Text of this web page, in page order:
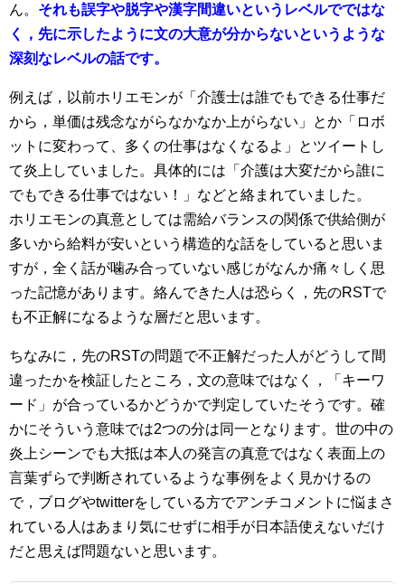
ん。 それも誤字や脱字や漢字間違いというレベルでではな
く，先に示したように文の大意が分からないというような
深刻なレベルの話です。
例えば，以前ホリエモンが「介護士は誰でもできる仕事だ
から，単価は残念ながらなかなか上がらない」とか「ロボ
ットに変わって、多くの仕事はなくなるよ」とツイートし
て炎上していました。具体的には「介護は大変だから誰に
でもできる仕事ではない！」などと絡まれていました。
ホリエモンの真意としては需給バランスの関係で供給側が
多いから給料が安いという構造的な話をしていると思いま
すが，全く話が噛み合っていない感じがなんか痛々しく思
った記憶があります。絡んできた人は恐らく，先のRSTで
も不正解になるような層だと思います。
ちなみに，先のRSTの問題で不正解だった人がどうして間
違ったかを検証したところ，文の意味ではなく，「キーワ
ード」が合っているかどうかで判定していたそうです。確
かにそういう意味では2つの分は同一となります。世の中の
炎上シーンでも大抵は本人の発言の真意ではなく表面上の
言葉ずらで判断されているような事例をよく見かけるの
で，ブログやtwitterをしている方でアンチコメントに悩まさ
れている人はあまり気にせずに相手が日本語使えないだけ
だと思えば問題ないと思います。